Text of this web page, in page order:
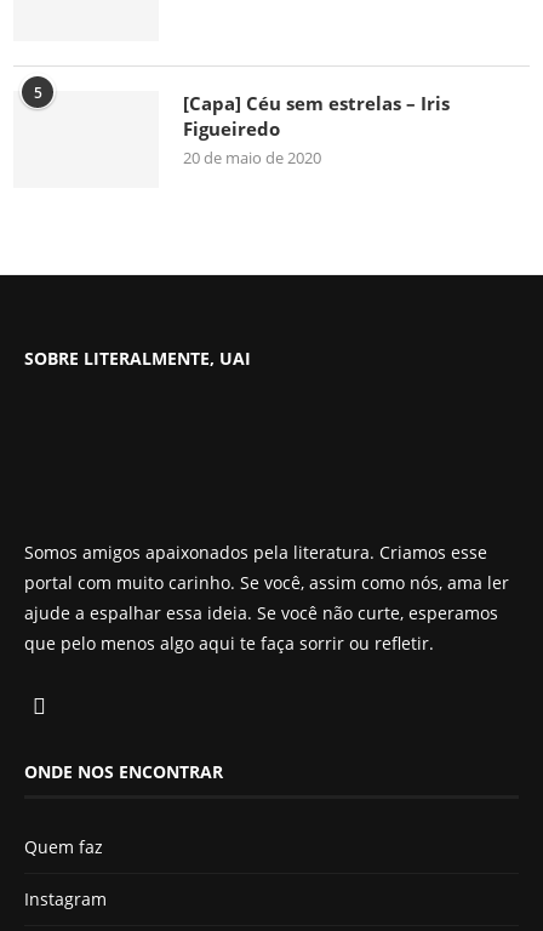
5
[Capa] Céu sem estrelas – Iris
Figueiredo
20 de maio de 2020
SOBRE LITERALMENTE, UAI
Somos amigos apaixonados pela literatura. Criamos esse
portal com muito carinho. Se você, assim como nós, ama ler
ajude a espalhar essa ideia. Se você não curte, esperamos
que pelo menos algo aqui te faça sorrir ou refletir.
ONDE NOS ENCONTRAR
Quem faz
Instagram